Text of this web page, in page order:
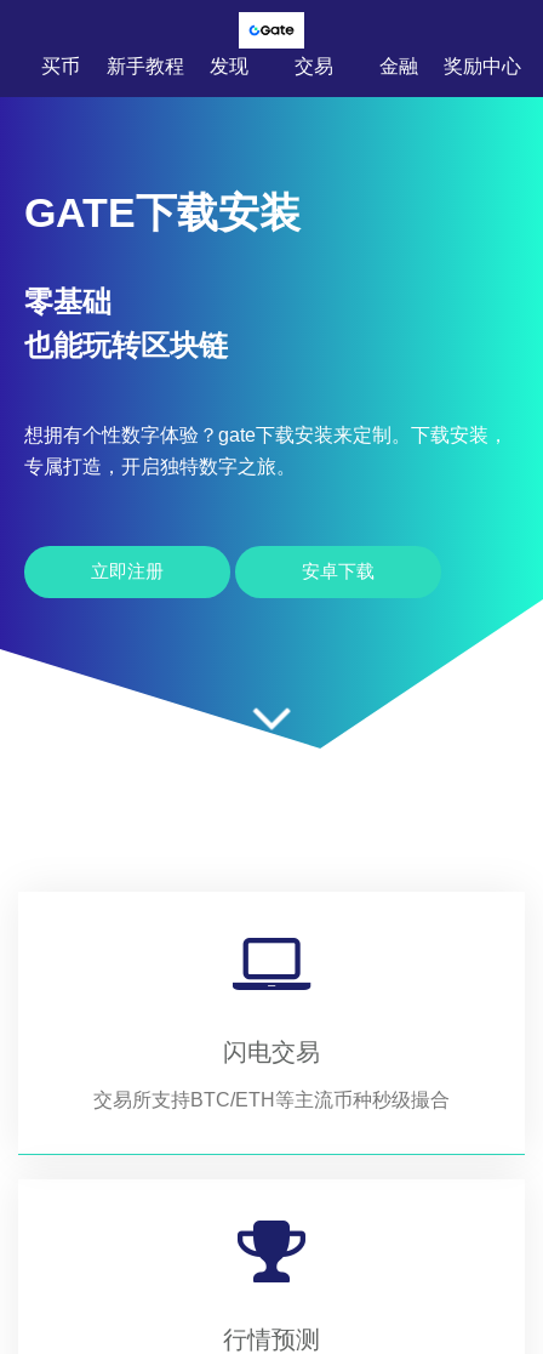
买币 新手教程 发现 交易 金融 奖励中心
GATE下载安装
零基础
也能玩转区块链
想拥有个性数字体验？gate下载安装来定制。下载安装，
专属打造，开启独特数字之旅。
立即注册 安卓下载
闪电交易
交易所支持BTC/ETH等主流币种秒级撮合
行情预测